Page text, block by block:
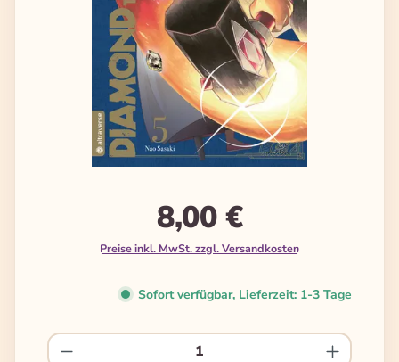
8,00 €
Preise inkl. MwSt. zzgl. Versandkosten
Sofort verfügbar, Lieferzeit: 1-3 Tage
Produkt Anzahl: Gib den gewünschten